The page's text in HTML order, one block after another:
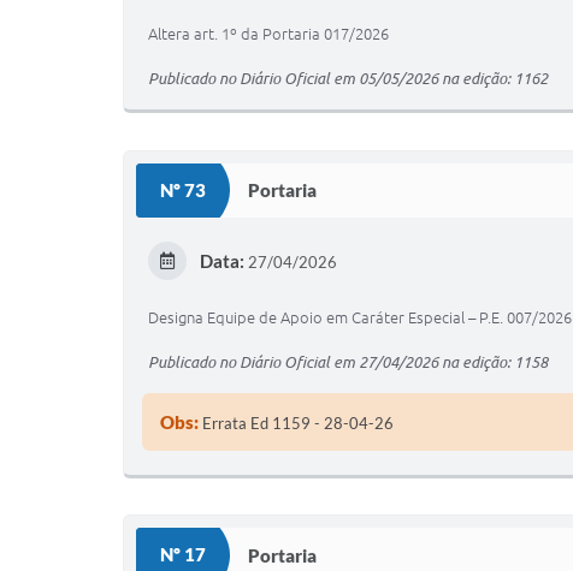
Altera art. 1º da Portaria 017/2026
Publicado no Diário Oficial em 05/05/2026 na edição: 1162
Nº 73 Portaria
Data: 27/04/2026
Designa Equipe de Apoio em Caráter Especial – P.E. 007/2026
Publicado no Diário Oficial em 27/04/2026 na edição: 1158
Obs: Errata Ed 1159 - 28-04-26
Nº 17 Portaria